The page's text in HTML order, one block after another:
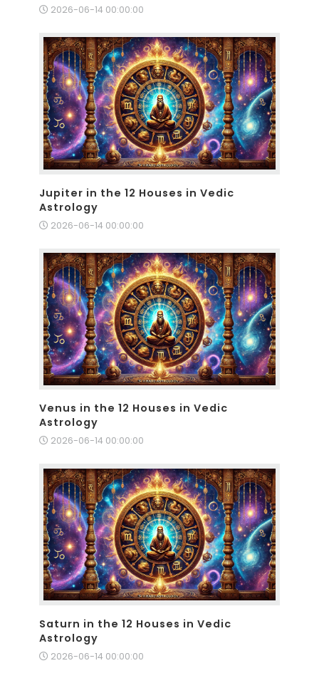
2026-06-14 00:00:00
Jupiter in the 12 Houses in Vedic
Astrology
2026-06-14 00:00:00
Venus in the 12 Houses in Vedic
Astrology
2026-06-14 00:00:00
Saturn in the 12 Houses in Vedic
Astrology
2026-06-14 00:00:00